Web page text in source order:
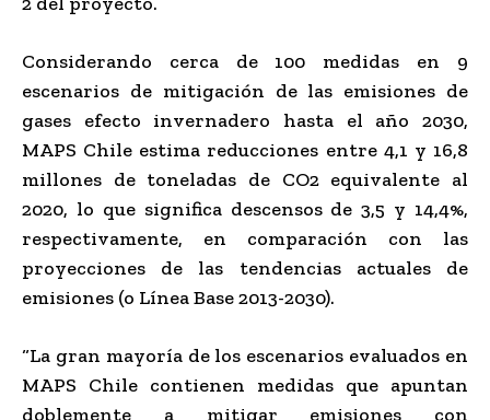
Considerando cerca de 100 medidas en 9
escenarios de mitigación de las emisiones de
gases efecto invernadero hasta el año 2030,
MAPS Chile estima reducciones entre 4,1 y 16,8
millones de toneladas de CO2 equivalente al
2020, lo que significa descensos de 3,5 y 14,4%,
respectivamente, en comparación con las
proyecciones de las tendencias actuales de
emisiones (o Línea Base 2013-2030).
“La gran mayoría de los escenarios evaluados en
MAPS Chile contienen medidas que apuntan
doblemente a mitigar emisiones con